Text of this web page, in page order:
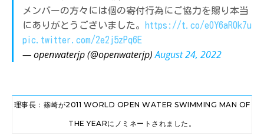
メンバーの方々には個の寄付行為にご協力を賜り本当
にありがとうございました。
https://t.co/eOY6aR0k7u
pic.twitter.com/2e2j5zPq6E
— openwaterjp (@openwaterjp)August 24, 2022
理事長：篠崎が2011 WORLD OPEN WATER SWIMMING MAN OF
THE YEARにノミネートされました。